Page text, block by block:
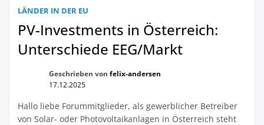
soll. Die Investoren waren besorgt, da die politische Lage
in Spanien unsicher war und sich die Gesetze […]
LÄNDER IN DER EU
PV-Investments in Österreich:
Unterschiede EEG/Markt
Geschrieben von felix-andersen
17.12.2025
Hallo liebe Forummitglieder, als gewerblicher Betreiber
von Solar- oder Photovoltaikanlagen in Österreich steht